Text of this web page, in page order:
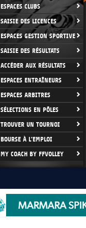
ESPACES CLUBS
SAISIE DES LICENCES
ESPACES GESTION SPORTIVE
SAISIE DES RÉSULTATS
ACCÉDER AUX RÉSULTATS
ESPACES ENTRAÎNEURS
ESPACES ARBITRES
SÉLECTIONS EN PÔLES
TROUVER UN TOURNOI
BOURSE À L'EMPLOI
MY COACH BY FFVOLLEY